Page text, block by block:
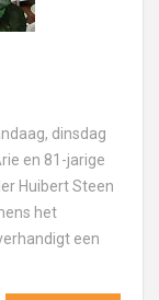
dinsdag
en 81-jarige
Huibert Steen
het
een